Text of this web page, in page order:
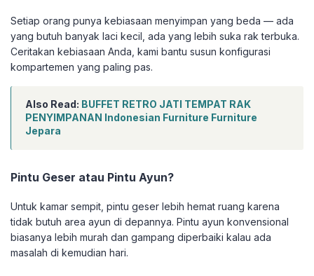
Setiap orang punya kebiasaan menyimpan yang beda — ada
yang butuh banyak laci kecil, ada yang lebih suka rak terbuka.
Ceritakan kebiasaan Anda, kami bantu susun konfigurasi
kompartemen yang paling pas.
Also Read: BUFFET RETRO JATI TEMPAT RAK
PENYIMPANAN Indonesian Furniture Furniture
Jepara
Pintu Geser atau Pintu Ayun?
Untuk kamar sempit, pintu geser lebih hemat ruang karena
tidak butuh area ayun di depannya. Pintu ayun konvensional
biasanya lebih murah dan gampang diperbaiki kalau ada
masalah di kemudian hari.